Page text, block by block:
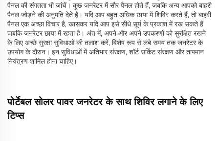
पैनल की संगतता भी जांचें। कुछ जनरेटर में सौर पैनल होते हैं, जबकि अन्य आपको बाहरी
पैनल जोड़ने की अनुमति देते हैं। यदि आप बहुत अधिक छाया में शिविर करते हैं, तो बाहरी
पैनल एक अच्छा विचार है, खासकर यदि आप इसे सीधे सूर्य के प्रकाश में रख सकते हैं
जबकि जनरेटर छाया में रहता है। अंत में, अपने और अपने उपकरणों को सुरक्षित रखने
के लिए अच्छे सुरक्षा सुविधाओं की तलाश करें, विशेष रूप से लंबे समय तक जनरेटर के
उपयोग के दौरान। इन सुविधाओं में अतिभार संरक्षण, शॉर्ट सर्किट संरक्षण और तापमान
नियंत्रण शामिल होना चाहिए।
पोर्टेबल सोलर पावर जनरेटर के साथ शिविर लगाने के लिए
टिप्स